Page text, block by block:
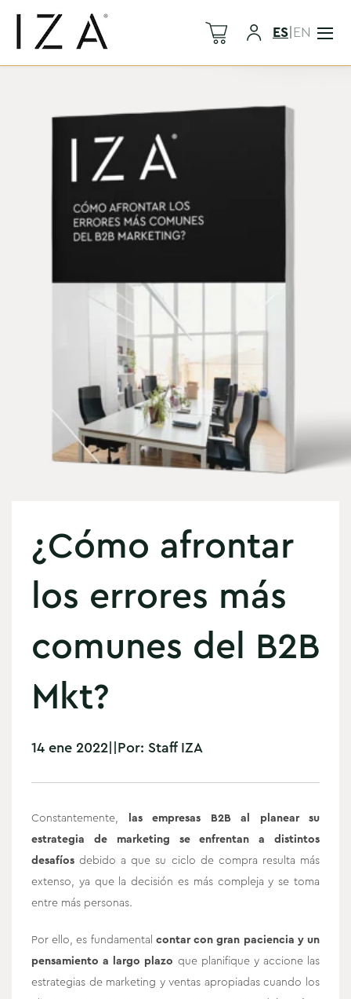
ES|EN
¿Cómo afrontar
los errores más
comunes del B2B
Mkt?
14 ene 2022||Por: Staff IZA
Constantemente, las empresas B2B al planear su
estrategia de marketing se enfrentan a distintos
desafíos debido a que su ciclo de compra resulta más
extenso, ya que la decisión es más compleja y se toma
entre más personas.
Por ello, es fundamental contar con gran paciencia y un
pensamiento a largo plazo que planifique y accione las
estrategias de marketing y ventas apropiadas cuando los